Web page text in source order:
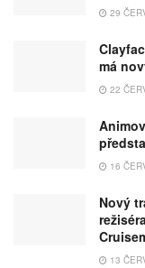
29
má
22
16
Nový
13